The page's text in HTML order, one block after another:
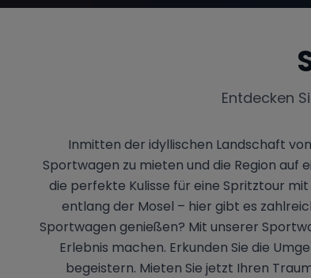
Entdecken
Inmitten der idyllischen Landschaft
Sportwagen zu mieten und die Region auf
die perfekte Kulisse für eine Spritztour
entlang der Mosel – hier gibt es
Sportwagen genießen? Mit unserer
Erlebnis machen. Erkunden Sie die
begeistern. Mieten Sie jetzt Ihren